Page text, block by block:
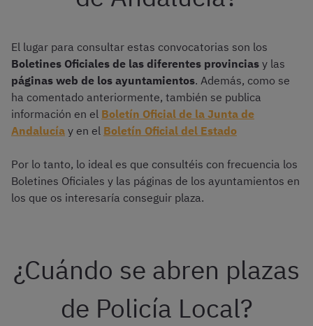
El lugar para consultar estas convocatorias son los
Boletines Oficiales de las diferentes provincias y las
páginas web de los ayuntamientos. Además, como se
ha comentado anteriormente, también se publica
información en el Boletín Oficial de la Junta de
Andalucía y en el Boletín Oficial del Estado
Por lo tanto, lo ideal es que consultéis con frecuencia los
Boletines Oficiales y las páginas de los ayuntamientos en
los que os interesaría conseguir plaza.
¿Cuándo se abren plazas
de Policía Local?